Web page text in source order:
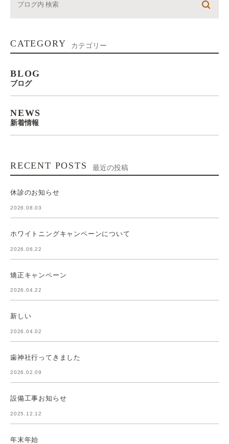
CATEGORY カテゴリー
BLOG
ブログ
NEWS
新着情報
RECENT POSTS 最近の投稿
休診のお知らせ
2026.08.03
ホワイトニングキャンペーンについて
2026.06.22
矯正キャンペーン
2026.04.22
新しい
2026.04.02
歯神社行ってきました
2026.02.09
設備工事お知らせ
2025.12.12
年末年始